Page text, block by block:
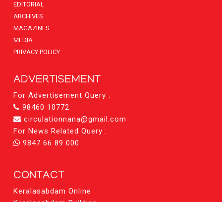
EDITORIAL
ARCHIVES
MAGAZINES
MEDIA
PRIVACY POLICY
ADVERTISEMENT
For Advertisement Query :
98460 10772
circulationnana@gmail.com
For News Related Query :
9847 66 89 000
CONTACT
Keralasabdam Online